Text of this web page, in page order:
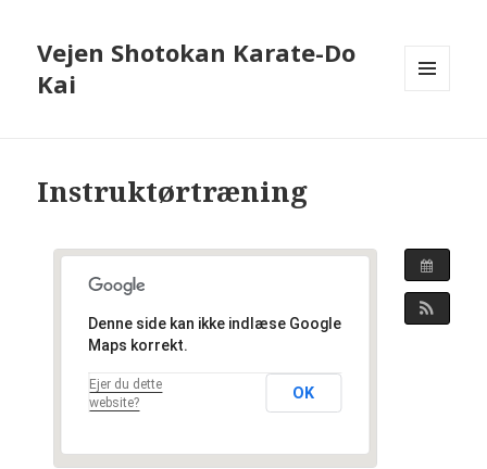
Vejen Shotokan Karate-Do
Kai
Instruktørtræning
Denne side kan ikke indlæse Google
Maps korrekt.
Ejer du dette
website?
OK